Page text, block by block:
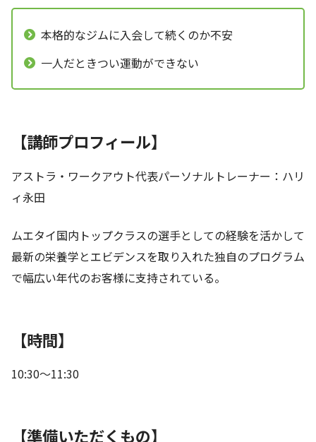
本格的なジムに入会して続くのか不安
一人だときつい運動ができない
【講師プロフィール】
アストラ・ワークアウト代表パーソナルトレーナー：ハリ
ィ永田
ムエタイ国内トップクラスの選手としての経験を活かして
最新の栄養学とエビデンスを取り入れた独自のプログラム
で幅広い年代のお客様に支持されている。
【時間】
10:30〜11:30
【準備いただくもの】